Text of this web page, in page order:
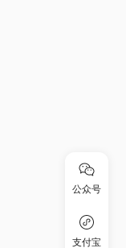
公众号
支付宝